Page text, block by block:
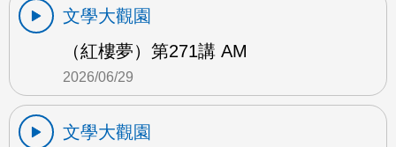
文學大觀園
（紅樓夢）第271講 AM
2026/06/29
文學大觀園